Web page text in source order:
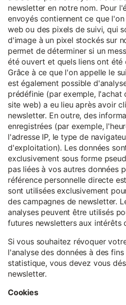
newsletter en notre nom. Pour
envoyés contiennent ce que
web ou des pixels de suivi, qui
d'image à un pixel stockés sur
permet de déterminer si un
été ouvert et quels liens ont été
Grâce à ce que l'on appelle le
est également possible
prédéfinie (par exemple,
site web) a eu lieu après avoir
newsletter. En outre, des
enregistrées (par exemple,
l'adresse IP, le type de
d'exploitation). Les données
exclusivement sous forme
pas liées à vos autres données
référence personnelle directe
sont utilisées exclusivement
des campagnes de newsletter.
analyses peuvent être utilisés
futures newsletters aux intérêts
Si vous souhaitez révoquer
l'analyse des données à des
statistique, vous devez vous
newsletter.
Cookies